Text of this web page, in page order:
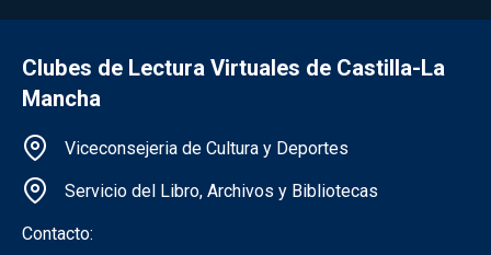
Clubes de Lectura Virtuales de Castilla-La
Mancha
Información de la institución
Viceconsejeria de Cultura y Deportes
Servicio del Libro, Archivos y Bibliotecas
Contacto: